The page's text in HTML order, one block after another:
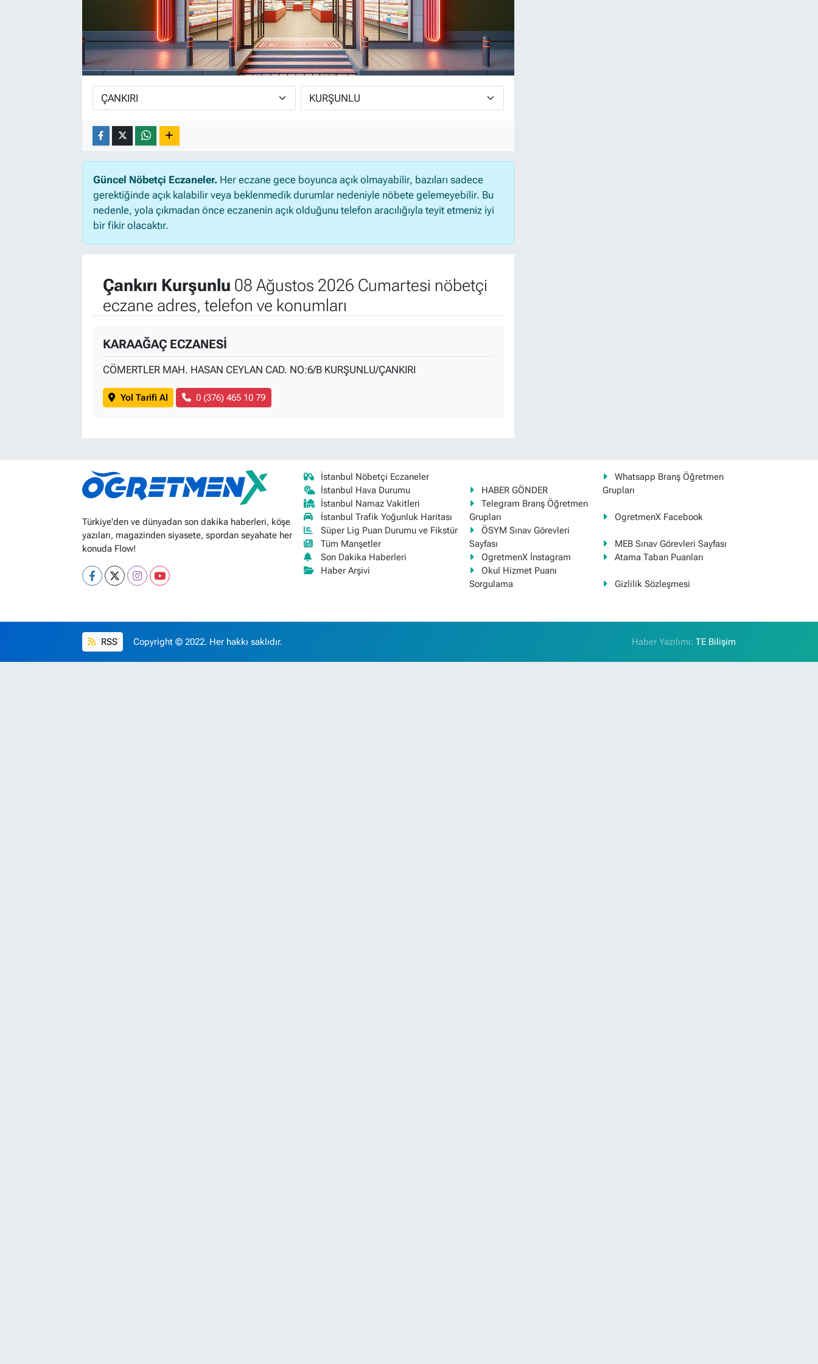
Güncel Nöbetçi Eczaneler.Her eczane gece boyunca açık olmayabilir, bazıları sadece
gerektiğinde açık kalabilir veya beklenmedik durumlar nedeniyle nöbete gelemeyebilir. Bu
nedenle, yola çıkmadan önce eczanenin açık olduğunu telefon aracılığıyla teyit etmeniz iyi
bir fikir olacaktır.
Çankırı Kurşunlu 08 Ağustos 2026 Cumartesi nöbetçi
eczane adres, telefon ve konumları
KARAAĞAÇ ECZANESİ
CÖMERTLER MAH. HASAN CEYLAN CAD. NO:6/B KURŞUNLU/ÇANKIRI
Yol Tarifi Al 0 (376) 465 10 79
Türkiye'den ve dünyadan son dakika haberleri, köşe
yazıları, magazinden siyasete, spordan seyahate her
konuda Flow!
İstanbul Nöbetçi Eczaneler
İstanbul Hava Durumu
İstanbul Namaz Vakitleri
İstanbul Trafik Yoğunluk Haritası
Süper Lig Puan Durumu ve Fikstür
Tüm Manşetler
Son Dakika Haberleri
Haber Arşivi
HABER GÖNDER
Whatsapp Branş Öğretmen
Grupları
Telegram Branş Öğretmen
Grupları
OgretmenX Facebook
ÖSYM Sınav Görevleri
Sayfası
MEB Sınav Görevleri Sayfası
OgretmenX İnstagram
Atama Taban Puanları
Okul Hizmet Puanı
Sorgulama
Gizlilik Sözleşmesi
RSS Copyright © 2022. Her hakkı saklıdır. Haber Yazılımı:TE Bilişim